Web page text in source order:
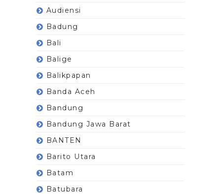
Audiensi
Badung
Bali
Balige
Balikpapan
Banda Aceh
Bandung
Bandung Jawa Barat
BANTEN
Barito Utara
Batam
Batubara